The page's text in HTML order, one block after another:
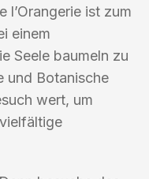
l’Orangerie ist zum
einem
Seele baumeln zu
und Botanische
wert, um